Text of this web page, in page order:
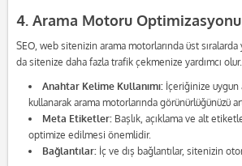
4. Arama Motoru Optimizasyonu
SEO, web sitenizin arama motorlarında üst sıralarda
da sitenize daha fazla trafik çekmenize yardımcı olur.
Anahtar Kelime Kullanımı:İçeriğinize uygun
kullanarak arama motorlarında görünürlüğünüzü
Meta Etiketler:Başlık, açıklama ve alt
optimize edilmesi önemlidir.
Bağlantılar:İç ve dış bağlantılar, sitenizin